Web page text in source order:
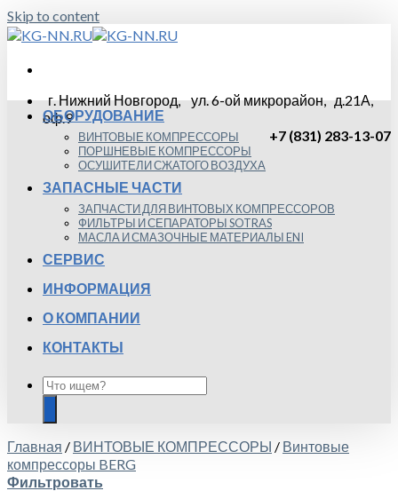
Skip to content
г. Нижний Новгород, ул. 6-ой микрорайон, д.21А,
оф.9
+7 (831) 283-13-07
ОБОРУДОВАНИЕ
ВИНТОВЫЕ КОМПРЕССОРЫ
ПОРШНЕВЫЕ КОМПРЕССОРЫ
ОСУШИТЕЛИ СЖАТОГО ВОЗДУХА
ЗАПАСНЫЕ ЧАСТИ
ЗАПЧАСТИ ДЛЯ ВИНТОВЫХ КОМПРЕССОРОВ
ФИЛЬТРЫ И СЕПАРАТОРЫ SOTRAS
МАСЛА И СМАЗОЧНЫЕ МАТЕРИАЛЫ ENI
СЕРВИС
ИНФОРМАЦИЯ
О КОМПАНИИ
КОНТАКТЫ
Главная / ВИНТОВЫЕ КОМПРЕССОРЫ / Винтовые
компрессоры BERG
Фильтровать